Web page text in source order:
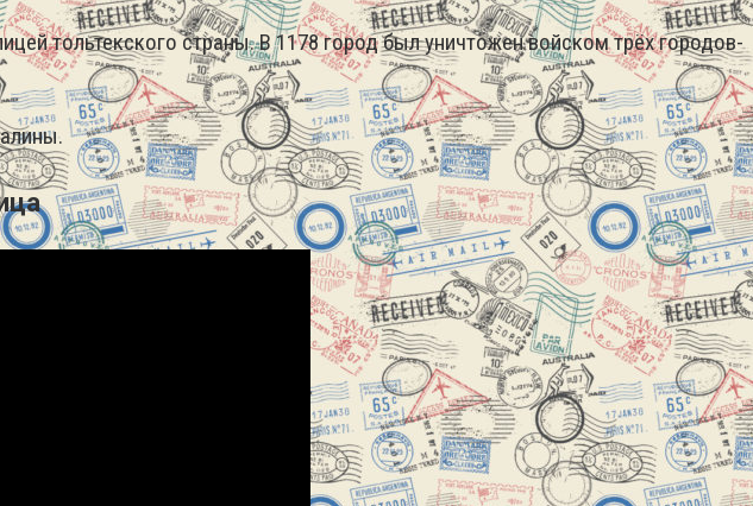
тольтекского страны. В 1178 город был уничтожен войском трёх городов-